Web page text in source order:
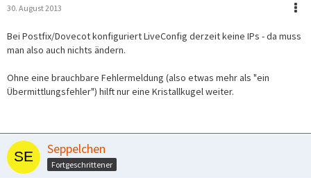
30. August 2013
Bei Postfix/Dovecot konfiguriert LiveConfig derzeit keine IPs - da muss
man also auch nichts ändern.
Ohne eine brauchbare Fehlermeldung (also etwas mehr als "ein
Übermittlungsfehler") hilft nur eine Kristallkugel weiter.
Seppelchen
Fortgeschrittener